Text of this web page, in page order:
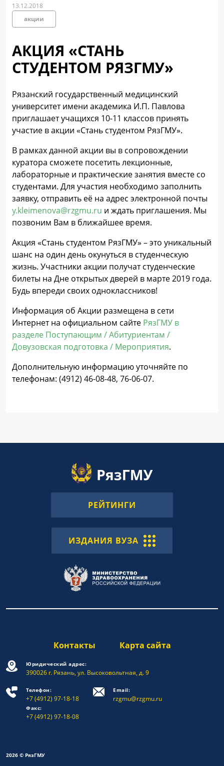
13.12.2018
акции
АКЦИЯ «СТАНЬ
СТУДЕНТОМ РЯЗГМУ»
Рязанский государственный медицинский
университет имени академика И.П. Павлова
приглашает учащихся 10-11 классов принять
участие в акции «Стань студентом РязГМУ».
В рамках данной акции вы в сопровождении
куратора сможете посетить лекционные,
лабораторные и практические занятия вместе со
студентами. Для участия необходимо заполнить
заявку, отправить её на адрес электронной почты
y.kleimenova@rzgmu.ru и ждать приглашения. Мы
позвоним Вам в ближайшее время.
Акция «Стань студентом РязГМУ» – это уникальный
шанс на один день окунуться в студенческую
жизнь. Участники акции получат студенческие
билеты на Дне открытых дверей в марте 2019 года.
Будь впереди своих одноклассников!
Информация об Акции размещена в сети
Интернет на официальном сайте РязГМУ в
разделе Поступающим / Абитуриентам /
Довузовская подготовка / Мероприятия.
Дополнительную информацию уточняйте по
телефонам: (4912) 46-08-48, 76-06-07.
РЕЙТИНГИ
ИЗДАНИЯ ВУЗА
Контакты Карта сайта
Юридический адрес:
390026 г. Рязань, ул. Высоковольтная, д. 9
Телефон:
+7 (4912) 97-18-18
Факс:
+7 (4912) 97-18-08
Email:
rzgmu@rzgmu.ru
2026 © РязГМУ